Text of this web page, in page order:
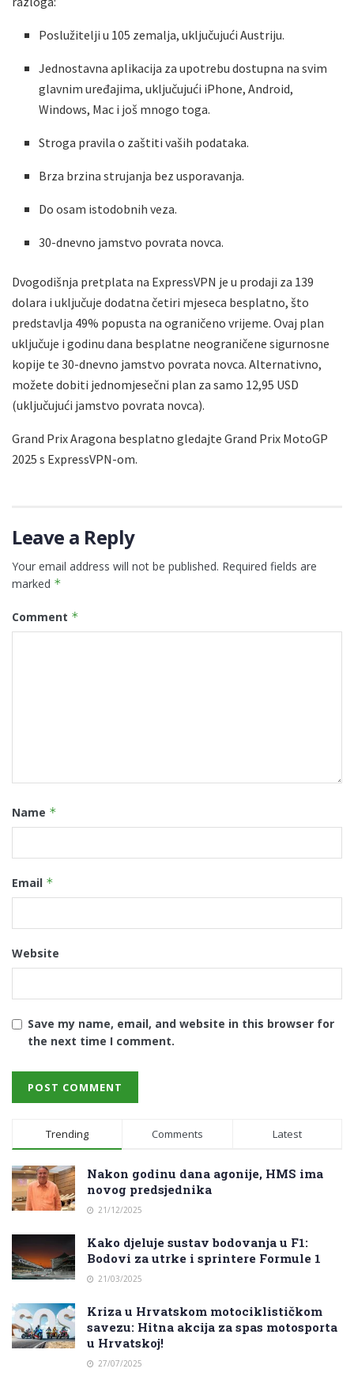
Poslužitelji u 105 zemalja, uključujući Austriju.
Jednostavna aplikacija za upotrebu dostupna na svim
glavnim uređajima, uključujući iPhone, Android,
Windows, Mac i još mnogo toga.
Stroga pravila o zaštiti vaših podataka.
Brza brzina strujanja bez usporavanja.
Do osam istodobnih veza.
30-dnevno jamstvo povrata novca.
Dvogodišnja pretplata na ExpressVPN je u prodaji za 139
dolara i uključuje dodatna četiri mjeseca besplatno, što
predstavlja 49% popusta na ograničeno vrijeme. Ovaj plan
uključuje i godinu dana besplatne neograničene sigurnosne
kopije te 30-dnevno jamstvo povrata novca. Alternativno,
možete dobiti jednomjesečni plan za samo 12,95 USD
(uključujući jamstvo povrata novca).
Grand Prix Aragona besplatno gledajte Grand Prix MotoGP
2025 s ExpressVPN-om.
Leave a Reply
Your email address will not be published. Required fields are
marked *
Comment *
Name *
Email *
Website
Save my name, email, and website in this browser for
the next time I comment.
Trending Comments Latest
Nakon godinu dana agonije, HMS ima
novog predsjednika
21/12/2025
Kako djeluje sustav bodovanja u F1:
Bodovi za utrke i sprintere Formule 1
21/03/2025
Kriza u Hrvatskom motociklističkom
savezu: Hitna akcija za spas motosporta
u Hrvatskoj!
27/07/2025